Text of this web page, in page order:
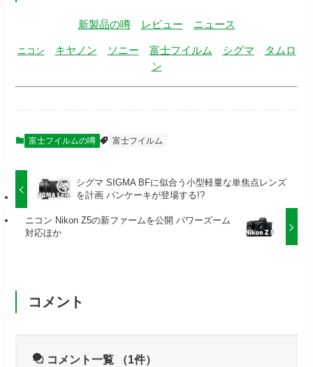
新製品の噂 レビュー ニュース
ニコン キヤノン ソニー 富士フイルム シグマ
タムロ
ン
富士フイルムの噂 富士フイルム
シグマ SIGMA BFに似合う小型軽量な単焦点レンズ
を計画 パンケーキが登場する!?
ニコン Nikon Z5の新ファームを公開 パワーズーム
対応ほか
コメント
コメント一覧 （1件）